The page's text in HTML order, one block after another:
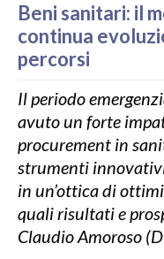
Beni sanitari: il
continua
percorsi
Il periodo
avuto un forte
procurement in
strumenti
in un’ottica di
quali risultati e
Claudio Amoroso